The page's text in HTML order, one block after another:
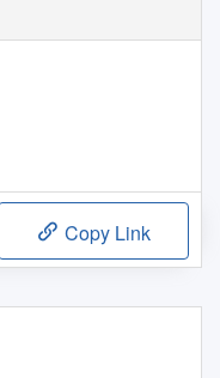
Copy Link